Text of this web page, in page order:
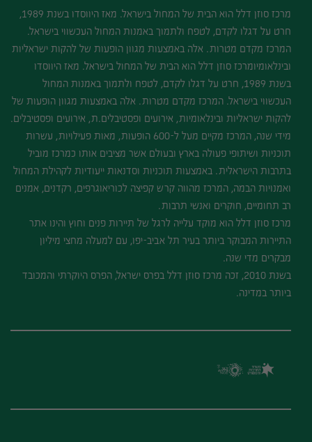
מרכז סוזן דלל הוא הבית של המחול בישראל. מאז היווסדו בשנת 1989,
חרט על דגלו לקדם, לטפח ולתמוך באמנות המחול העכשווי בישראל.
המרכז מקדם מטרות. אלה באמצעות מגוון הופעות של להקות ישראליות
ובינלאומיומרכז סוזן דלל הוא הבית של המחול בישראל. מאז היווסדו
בשנת 1989, חרט על דגלו לקדם, לטפח ולתמוך באמנות המחול
העכשווי בישראל. המרכז מקדם מטרות. אלה באמצעות מגוון הופעות של
להקות ישראליות ובינלאומיות, אירועים ופסטיבלים.ת, אירועים ופסטיבלים.
מידי שנה, המרכז מקיים מעל ל-600 הופעות, מאות פעילויות, עשרות
תוכניות ושיתופי פעולה בארץ ובעולם אשר מציבים אותו כמרכז מוביל
בתרבות הישראלית. באמצעות תוכניות וסדנאות ייעודיות לקהילת המחול
ואמנויות הבמה, המרכז מהווה קרש קפיצה לכוריאוגרפים, רקדנים, אמנים
רב תחומיים, חוקרים ואנשי תרבות.
מרכז סוזן דלל הוא מוקד עלייה לרגל של תיירות פנים וחוץ והינו אתר
התיירות המבוקר ביותר בעיר תל אביב-יפו, עם למעלה מחצי מיליון
מבקרים מדי שנה.
בשנת 2010, זכה מרכז סוזן דלל בפרס ישראל, הפרס היוקרתי והמכובד
ביותר במדינה.